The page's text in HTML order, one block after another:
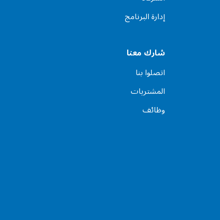
إدارة البرنامج
شارك معنا
اتصلوا بنا
المشتريات
وظائف